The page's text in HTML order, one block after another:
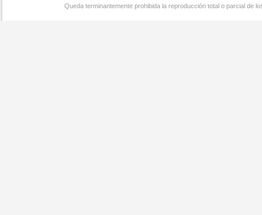
Queda terminantemente prohibida la reproducción total o parcial de